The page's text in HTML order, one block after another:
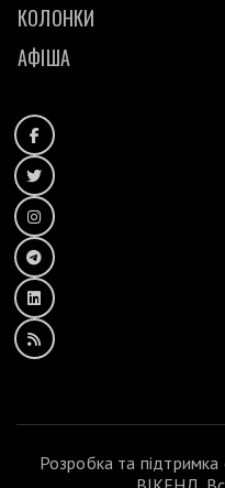
КОЛОНКИ
АФІША
Розробка та підтримка